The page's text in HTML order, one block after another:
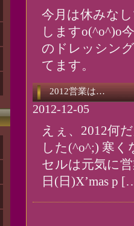
今月は休みな
しますo(^o^)o
のドレッシン
てます。
2012営業は…
2012-12-05
えぇ、2012何
した(^o^;) 寒
セルは元気に
日(日)X’mas p